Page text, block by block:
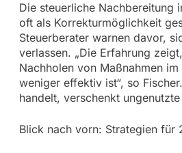
Die steuerliche Nachbereitung
oft als Korrekturmöglichkeit
Steuerberater warnen davor,
verlassen. „Die Erfahrung
Nachholen von Maßnahmen
weniger effektiv ist“, so
handelt, verschenkt
Blick nach vorn: Strategien für